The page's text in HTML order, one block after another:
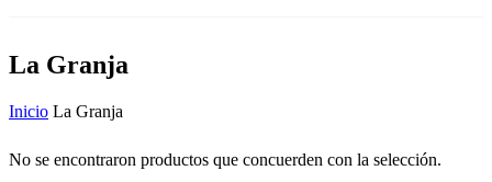
La Granja
Inicio La Granja
No se encontraron productos que concuerden con la selección.